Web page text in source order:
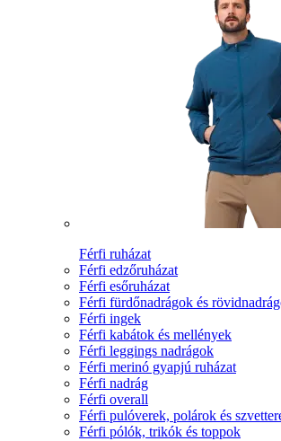
Férfi ruházat
Férfi edzőruházat
Férfi esőruházat
Férfi fürdőnadrágok és
Férfi ingek
Férfi kabátok és mellények
Férfi leggings nadrágok
Férfi merinó gyapjú ruházat
Férfi nadrág
Férfi overall
Férfi pulóverek, polárok és
Férfi pólók, trikók és toppok